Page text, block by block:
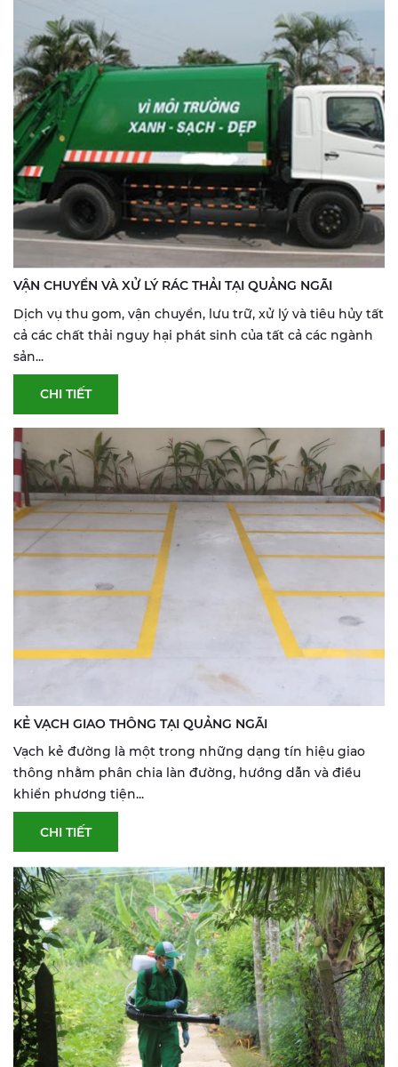
VẬN CHUYỂN VÀ XỬ LÝ RÁC THẢI TẠI QUẢNG NGÃI
Dịch vụ thu gom, vận chuyển, lưu trữ, xử lý và tiêu hủy tất
cả các chất thải nguy hại phát sinh của tất cả các ngành
sản...
CHI TIẾT
KẺ VẠCH GIAO THÔNG TẠI QUẢNG NGÃI
Vạch kẻ đường là một trong những dạng tín hiệu giao
thông nhằm phân chia làn đường, hướng dẫn và điều
khiển phương tiện...
CHI TIẾT